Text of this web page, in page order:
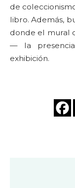
de
libro. Además,
donde el mural
— la
exhibición.